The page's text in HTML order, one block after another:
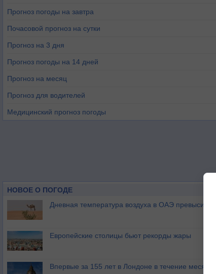
Прогноз погоды на завтра
Почасовой прогноз на сутки
Прогноз на 3 дня
Прогноз погоды на 14 дней
Прогноз на месяц
Прогноз для водителей
Медицинский прогноз погоды
НОВОЕ О ПОГОДЕ
Дневная температура воздуха в ОАЭ превысила
Европейские столицы бьют рекорды жары
Впервые за 155 лет в Лондоне в течение